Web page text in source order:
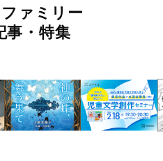
ァミリー
事・特集